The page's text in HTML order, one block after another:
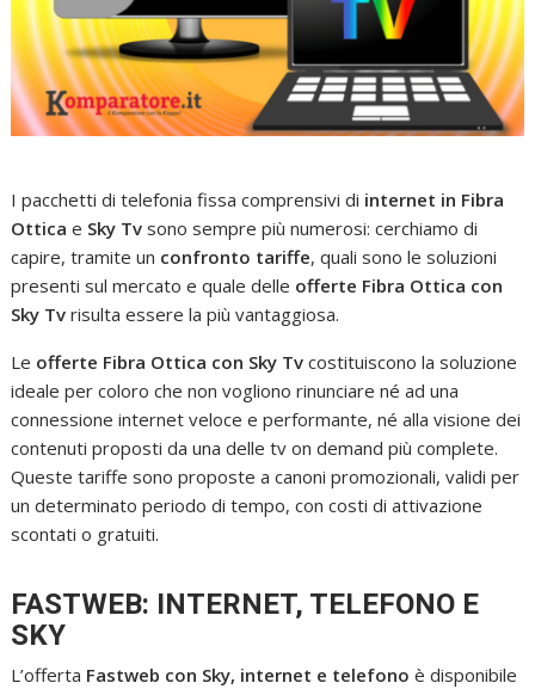
I pacchetti di telefonia fissa comprensivi di internet in Fibra
Otticae Sky Tv sono sempre più numerosi: cerchiamo di
capire, tramite un confronto tariffe, quali sono le soluzioni
presenti sul mercato e quale delle offerte Fibra Ottica con
Sky Tv risulta essere la più vantaggiosa.
Le offerte Fibra Ottica con Sky Tv costituiscono la soluzione
ideale per coloro che non vogliono rinunciare né ad una
connessione internet veloce e performante, né alla visione dei
contenuti proposti da una delle tv on demand più complete.
Queste tariffe sono proposte a canoni promozionali, validi per
un determinato periodo di tempo, con costi di attivazione
scontati o gratuiti.
FASTWEB: INTERNET, TELEFONO E
SKY
L’offerta Fastweb con Sky, internet e telefono è disponibile